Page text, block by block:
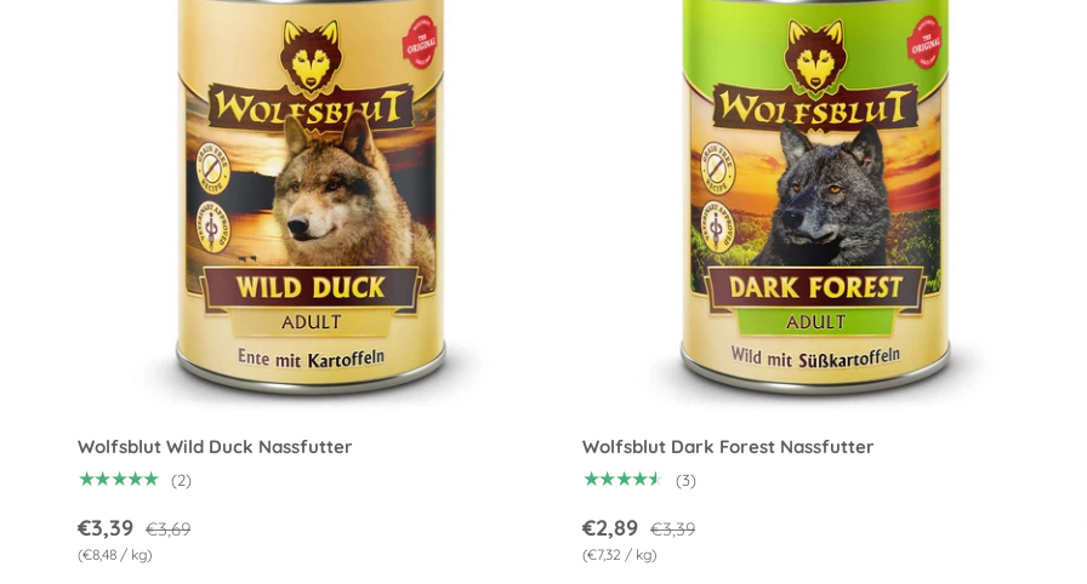
Wolfsblut Wild Duck Nassfutter
★★★★★
(2)
€3,39 €3,69
Grundpreis
€8,48 / kg
Wolfsblut Dark Forest Nassfutter
★★★★★
(3)
€2,89 €3,39
Grundpreis
€7,32 / kg